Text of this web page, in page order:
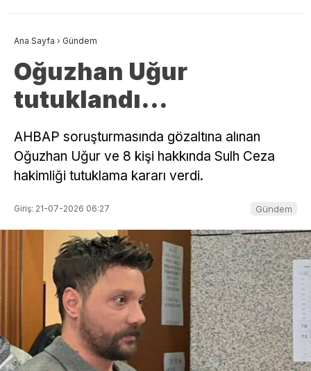
Ana Sayfa › Gündem
Oğuzhan Uğur
tutuklandı…
AHBAP soruşturmasında gözaltına alınan
Oğuzhan Uğur ve 8 kişi hakkında Sulh Ceza
hakimliği tutuklama kararı verdi.
Giriş: 21-07-2026 06:27 Gündem